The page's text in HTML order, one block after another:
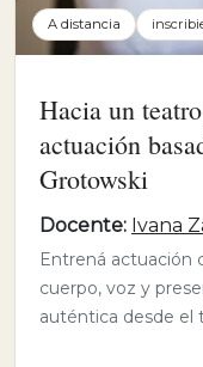
A distancia
Hacia un
actuación
Grotowski
Docente: Ivana
Entrená actuación
cuerpo, voz y
auténtica desde el